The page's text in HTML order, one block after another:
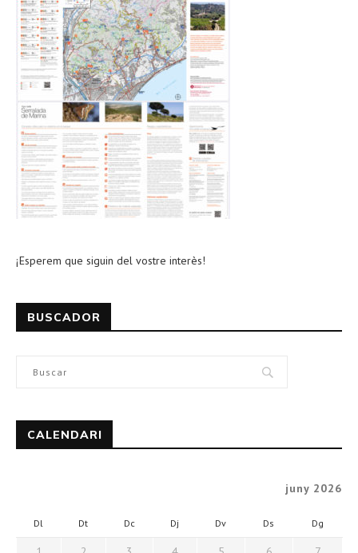
¡Esperem que siguin del vostre interès!
BUSCADOR
CALENDARI
juny 2026
Dl Dt Dc Dj Dv Ds Dg